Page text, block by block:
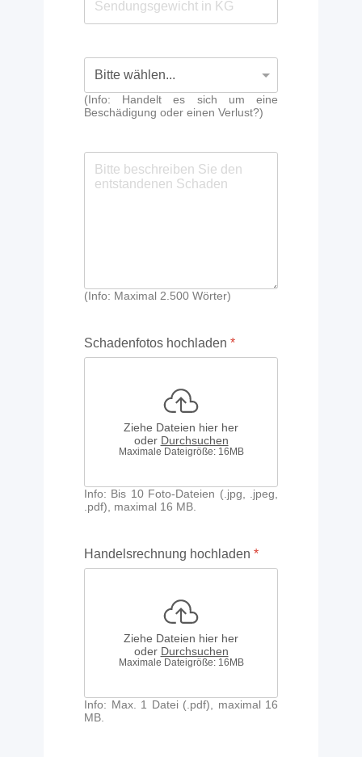
(Info: Handelt es sich um eine
Beschädigung oder einen Verlust?)
(Info: Maximal 2.500 Wörter)
Schadenfotos hochladen *
Ziehe Dateien hier her
oder Durchsuchen
Maximale Dateigröße: 16MB
Info: Bis 10 Foto-Dateien (.jpg, .jpeg,
.pdf), maximal 16 MB.
Handelsrechnung hochladen *
Ziehe Dateien hier her
oder Durchsuchen
Maximale Dateigröße: 16MB
Info: Max. 1 Datei (.pdf), maximal 16
MB.